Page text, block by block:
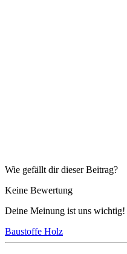
Wie gefällt dir dieser Beitrag?
Keine Bewertung
Deine Meinung ist uns wichtig!
Baustoffe Holz